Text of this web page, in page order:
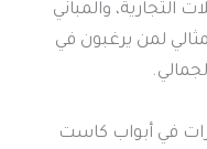
التجارية، والمباني
لمن يرغبون في
في أبواب كاست